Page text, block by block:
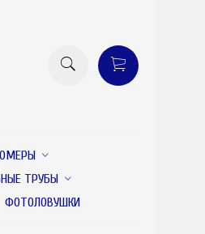
ТРУБЫ
ФОТОЛОВУШКИ